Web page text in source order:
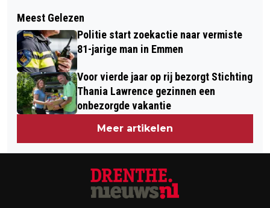
WOLF GESIGNALEERD BIJ
BASISSCHOOL IN ZEIJEN,
LEERLINGEN BLIJVEN BINNEN
ZWEMMEN, RHEE EN EEN ONBEKEND
MUSEUM IN ASSER PRAAT OP 18
JANUARI
Meest Gelezen
Politie start zoekactie naar vermiste
81-jarige man in Emmen
Voor vierde jaar op rij bezorgt Stichting
Thania Lawrence gezinnen een
onbezorgde vakantie
Meer artikelen